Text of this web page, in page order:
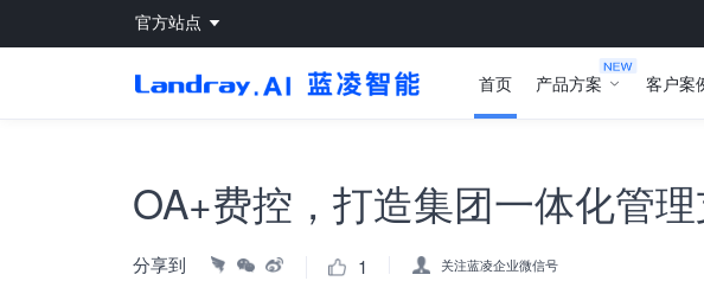
官方站点
首页 产品方案 客户案
OA+费控，打造集团一体化管
分享到 1 关注蓝凌企业微信号